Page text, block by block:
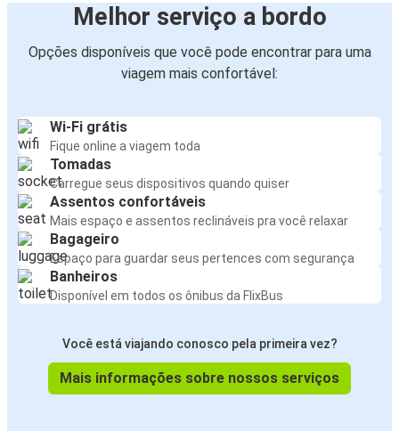
Melhor serviço a bordo
Opções disponíveis que você pode encontrar para uma
viagem mais confortável:
Wi-Fi grátis
Fique online a viagem toda
Tomadas
Carregue seus dispositivos quando quiser
Assentos confortáveis
Mais espaço e assentos reclináveis pra você relaxar
Bagageiro
Espaço para guardar seus pertences com segurança
Banheiros
Disponível em todos os ônibus da FlixBus
Você está viajando conosco pela primeira vez?
Mais informações sobre nossos serviços